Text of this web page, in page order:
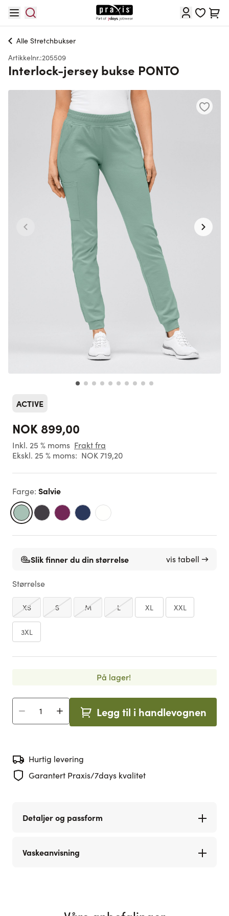
Cart
Alle Stretchbukser
Artikkelnr.:205509
Interlock-jersey bukse PONTO
ACTIVE
NOK 899,00
Inkl. 25 % moms Frakt fra
Ekskl. 25 % moms: NOK 719,20
Farge: Salvie
Slik finner du din størrelse vis tabell →
Størrelse
XS S M L XL XXL
3XL
På lager!
Antall Legg til i handlevognen
Hurtig levering
Garantert Praxis/7days kvalitet
Detaljer og passform
Vaskeanvisning